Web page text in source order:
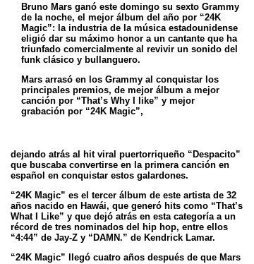
Bruno Mars ganó este domingo su sexto Grammy
de la noche, el mejor álbum del año por “24K
Magic”: la industria de la música estadounidense
eligió dar su máximo honor a un cantante que ha
triunfado comercialmente al revivir un sonido del
funk clásico y bullanguero.
Mars arrasó en los Grammy al conquistar los
principales premios, de mejor álbum a mejor
canción por “That’s Why I like” y mejor
grabación por “24K Magic”,
dejando atrás al hit viral puertorriqueño “Despacito”
que buscaba convertirse en la primera canción en
español en conquistar estos galardones.
“24K Magic” es el tercer álbum de este artista de 32
años nacido en Hawái, que generó hits como “That’s
What I Like” y que dejó atrás en esta categoría a un
récord de tres nominados del hip hop, entre ellos
“4:44” de Jay-Z y “DAMN.” de Kendrick Lamar.
“24K Magic” llegó cuatro años después de que Mars